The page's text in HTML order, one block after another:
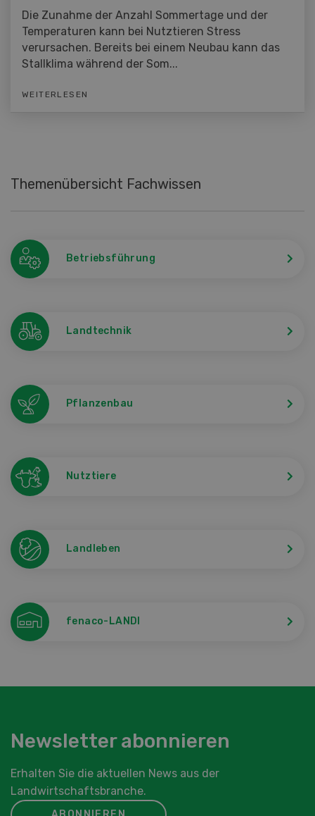
Die Zunahme der Anzahl Sommertage und der
Temperaturen kann bei Nutztieren Stress
verursachen. Bereits bei einem Neubau kann das
Stallklima während der Som...
WEITERLESEN
Themenübersicht Fachwissen
Betriebsführung
Landtechnik
Pflanzenbau
Nutztiere
Landleben
fenaco-LANDI
Newsletter abonnieren
Erhalten Sie die aktuellen News aus der
Landwirtschaftsbranche.